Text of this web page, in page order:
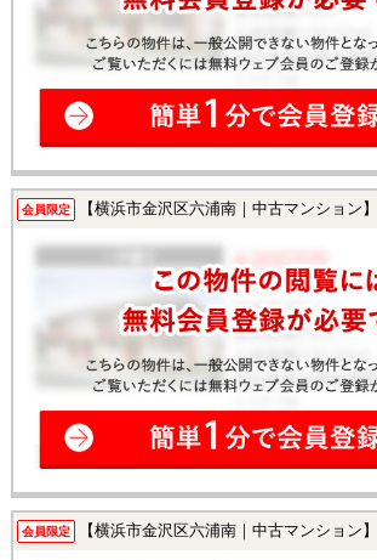
会員限定 【横浜市金沢区六浦南｜中古マンション】
会員限定 【横浜市金沢区六浦南｜中古マンション】